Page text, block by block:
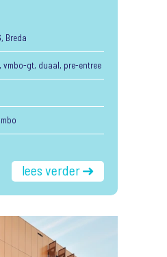
Breda
vmbo-gt, duaal, pre-entree
lees verder